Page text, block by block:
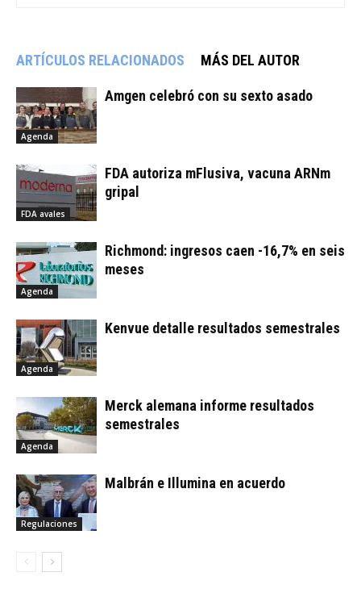
ARTÍCULOS RELACIONADOS MÁS DEL AUTOR
Agenda
Amgen celebró con su sexto asado
FDA avales
FDA autoriza mFlusiva, vacuna ARNm
gripal
Agenda
Richmond: ingresos caen -16,7% en seis
meses
Agenda
Kenvue detalle resultados semestrales
Agenda
Merck alemana informe resultados
semestrales
Regulaciones
Malbrán e Illumina en acuerdo